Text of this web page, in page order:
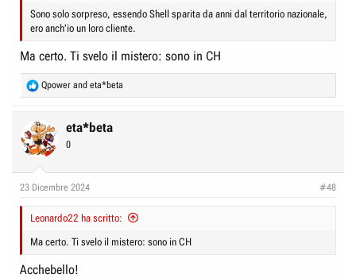
Sono solo sorpreso, essendo Shell sparita da anni dal territorio nazionale,
ero anch'io un loro cliente.
Ma certo. Ti svelo il mistero: sono in CH
R
e
c
t
i
s
Qpower and eta*beta
eta*beta
0
23 Dicembre 2024 #48
Leonardo22 ha scritto:
Ma certo. Ti svelo il mistero: sono in CH
Acchebello!